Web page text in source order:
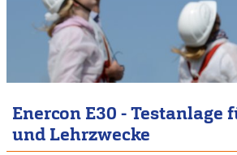
Enercon E30 - Testanlage
und Lehrzwecke